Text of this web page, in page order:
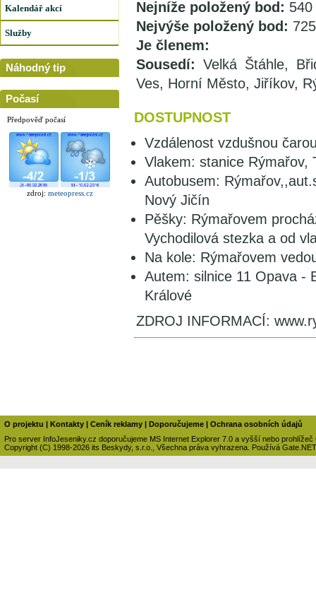
Kalendář akcí
Služby
Náhodný tip
Počasí
Předpověď počasí
zdroj: meteopress.cz
Nejníže položený bod:
Nejvýše položený bod:
Je členem:
Sousedí: Velká Štáhle,
Ves, Horní Město, Jiříkov,
DOSTUPNOST
Vzdálenost vzdušnou
Vlakem: stanice Rýmařov,
Autobusem:
Nový Jičín
Pěšky: Rýmařovem
Vychodilová stezka a od
Na kole: Rýmařovem
Autem: silnice 11 Opava -
Králové
ZDROJ INFORMACÍ:
O projektu | Kontakty | Ceník reklamy | Doporučujeme | Ochrana osobních údajů
Pro server InfoJeseniky.cz doporučujeme MS Internet Explorer 7.0 a vyšší nebo prohlížeč
Copyright (C) 1998-2026 its Beskydy, s.r.o., Všechna práva vyhrazena. Používá